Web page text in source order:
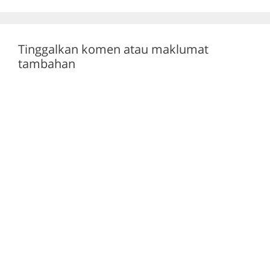
Tinggalkan komen atau maklumat
tambahan